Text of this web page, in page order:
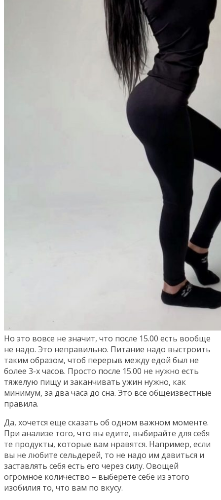
Но это вовсе не значит, что после 15.00 есть вообще
не надо. Это неправильно. Питание надо выстроить
таким образом, чтоб перерыв между едой был не
более 3-х часов. Просто после 15.00 не нужно есть
тяжелую пищу и заканчивать ужин нужно, как
минимум, за два часа до сна. Это все общеизвестные
правила.
Да, хочется еще сказать об одном важном моменте.
При анализе того, что вы едите, выбирайте для себя
те продукты, которые вам нравятся. Например, если
вы не любите сельдерей, то не надо им давиться и
заставлять себя есть его через силу. Овощей
огромное количество – выберете себе из этого
изобилия то, что вам по вкусу.